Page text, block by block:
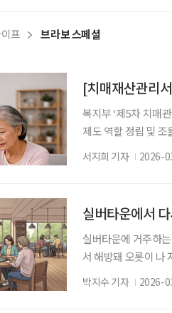
프 브라보 스페셜
복지부 ‘제5차 치매
제도 역할 정립 및
안심재산관리지원
건복지부와 주택금
는 복지부가 지난달 1
서지희 기자 2026-
실버타운에서
실버타운에 거주하
서 해방돼 오롯이 나
게 덜었다고 했다.
유로워지는 ‘3무(
박지수 기자 2026-